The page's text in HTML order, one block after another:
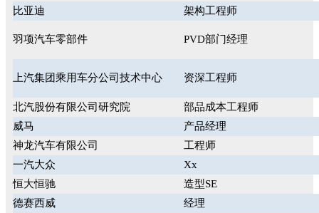
比亚迪
架构工程师
羽项汽车零部件 PVD部门经理
上汽集团乘用车分公司技术中心 资深工程师
北汽股份有限公司研究院
部品成本工程师
威马
产品经理
神龙汽车有限公司
工程师
一汽大众
Xx
恒大恒驰
造型SE
德赛西威
经理